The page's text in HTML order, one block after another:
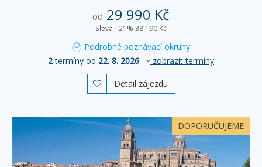
od 29 990 Kč
Sleva - 21% 38 190 Kč
Podrobné poznávací okruhy
2termíny od 22. 8. 2026 zobrazit termíny
 Detail zájezdu
DOPORUČUJEME